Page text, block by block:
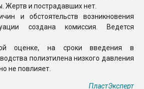
Жертв и пострадавших нет.
и обстоятельств возникновения
создана комиссия. Ведется
оценке, на сроки введения в
полиэтилена низкого давления
не повлияет.
ПластЭксперт